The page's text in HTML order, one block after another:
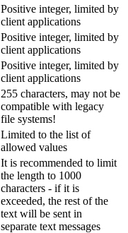
Positive integer, limited by
client applications
Positive integer, limited by
client applications
Positive integer, limited by
client applications
255 characters, may not be
compatible with legacy
file systems!
Limited to the list of
allowed values
It is recommended to limit
the length to 1000
characters - if it is
exceeded, the rest of the
text will be sent in
separate text messages